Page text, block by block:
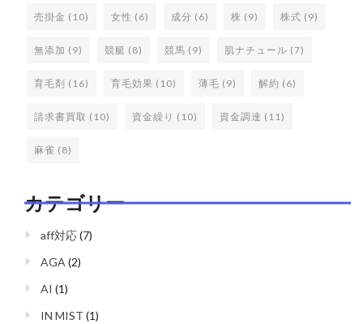
売掛金 (10) 女性 (6) 成分 (6) 株 (9) 株式 (9)
無添加 (9) 競艇 (8) 競馬 (9) 肌ナチュール (7)
育毛剤 (16) 育毛効果 (10) 薄毛 (9) 解約 (6)
請求書買取 (10) 資金繰り (10) 資金調達 (11)
麻雀 (8)
カテゴリー
aff対応(7)
AGA(2)
AI (1)
IN MIST (1)